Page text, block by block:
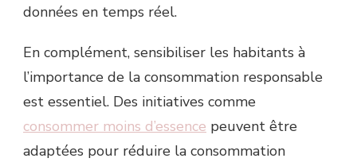
données en temps réel.
En complément, sensibiliser les habitants à
l’importance de la consommation responsable
est essentiel. Des initiatives comme
consommer moins d’essence peuvent être
adaptées pour réduire la consommation